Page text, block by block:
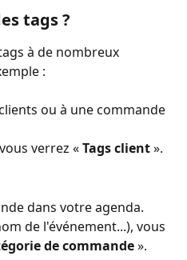
tags ?
à de nombreux
:
ou à une commande
verrez « Tags client ».
dans votre agenda.
de l'événement...), vous
de commande ».